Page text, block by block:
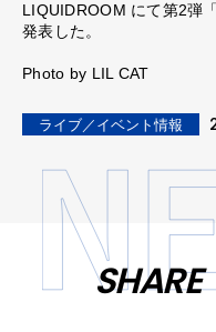
LIQUIDROOM にて第2弾
発表した。
Photo by LIL CAT
ライブ／イベント情報
SHARE